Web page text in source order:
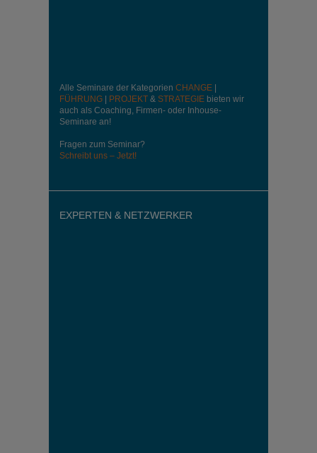
Alle Seminare der Kategorien CHANGE
FÜHRUNG
PROJEKT & STRATEGIE bieten wir
auch als Coaching, Firmen- oder Inhouse-
Seminare an!
Fragen zum Seminar?
Schreibt uns – Jetzt!
EXPERTEN & NETZWERKER